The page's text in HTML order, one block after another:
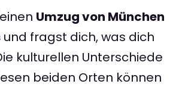
Umzug von München
und fragst dich, was dich
kulturellen Unterschiede
beiden Orten können